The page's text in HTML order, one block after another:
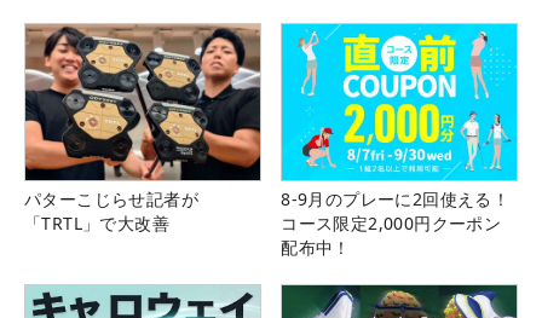
パターこじらせ記者が
「TRTL」で大改善
8-9月のプレーに2回使える！
コース限定2,000円クーポン
配布中！